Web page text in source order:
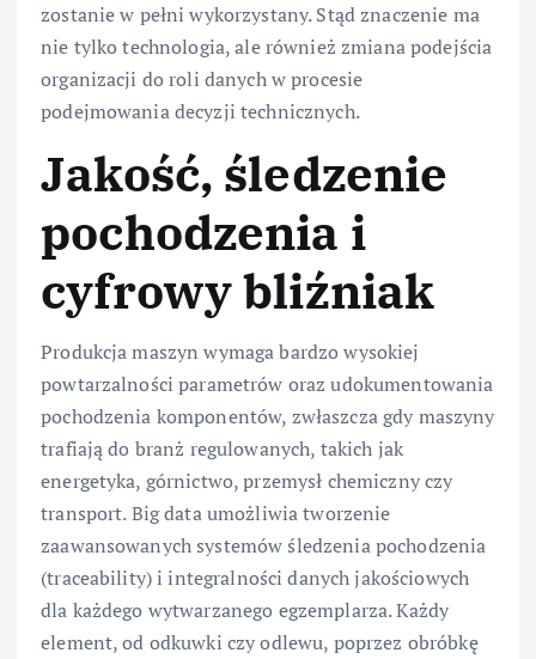
zostanie w pełni wykorzystany. Stąd znaczenie ma
nie tylko technologia, ale również zmiana podejścia
organizacji do roli danych w procesie
podejmowania decyzji technicznych.
Jakość, śledzenie
pochodzenia i
cyfrowy bliźniak
Produkcja maszyn wymaga bardzo wysokiej
powtarzalności parametrów oraz udokumentowania
pochodzenia komponentów, zwłaszcza gdy maszyny
trafiają do branż regulowanych, takich jak
energetyka, górnictwo, przemysł chemiczny czy
transport. Big data umożliwia tworzenie
zaawansowanych systemów śledzenia pochodzenia
(traceability) i integralności danych jakościowych
dla każdego wytwarzanego egzemplarza. Każdy
element, od odkuwki czy odlewu, poprzez obróbkę